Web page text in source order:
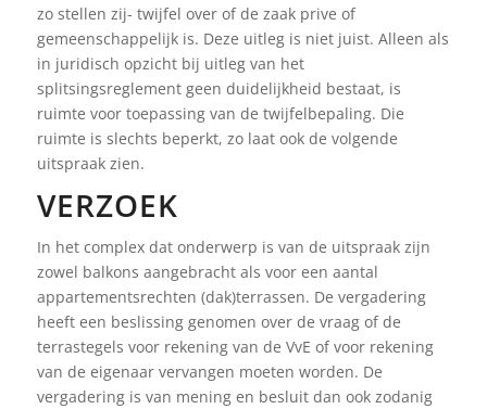
zo stellen zij- twijfel over of de zaak prive of
gemeenschappelijk is. Deze uitleg is niet juist. Alleen als
in juridisch opzicht bij uitleg van het
splitsingsreglement geen duidelijkheid bestaat, is
ruimte voor toepassing van de twijfelbepaling. Die
ruimte is slechts beperkt, zo laat ook de volgende
uitspraak zien.
VERZOEK
In het complex dat onderwerp is van de uitspraak zijn
zowel balkons aangebracht als voor een aantal
appartementsrechten (dak)terrassen. De vergadering
heeft een beslissing genomen over de vraag of de
terrastegels voor rekening van de VvE of voor rekening
van de eigenaar vervangen moeten worden. De
vergadering is van mening en besluit dan ook zodanig